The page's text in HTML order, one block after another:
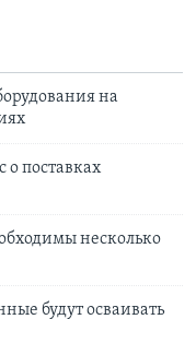
на
поставках
несколько
будут осваивать